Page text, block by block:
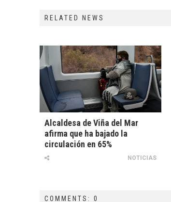
RELATED NEWS
Alcaldesa de Viña del Mar
afirma que ha bajado la
circulación en 65%
NOTICIAS
COMMENTS: 0